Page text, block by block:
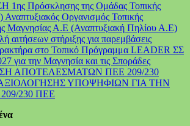
Πρόσκλησης της Ομάδας Τοπικής
Οργανισμός Τοπικής
Μαγνησίας Α.Ε (Αναπτυξιακή Πηλίου Α.Ε)
αιτήσεων στήριξης για παρεμβάσεις
στο Τοπικό Πρόγραμμα LEADER ΣΣ
για την Μαγνησία και τις Σποράδες
ΑΠΟΤΕΛΕΣΜΑΤΩΝ ΠΕΕ 209/230
ΥΠΟΨΗΦΙΩΝ ΓΙΑ ΤΗΝ
230 ΠΕΕ